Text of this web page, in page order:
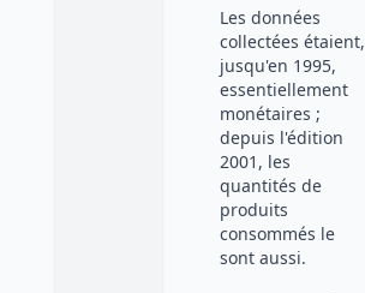
Les données
collectées étaient,
jusqu'en 1995,
essentiellement
monétaires ;
depuis l'édition
2001, les
quantités de
produits
consommés le
sont aussi.